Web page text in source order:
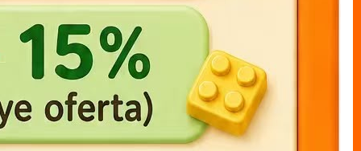
one piece LUFFY bolsa 17cm
MUNECO S/CAJAS bolsa
muneco bolsal LUFFY x1
20cm
MUNECO S/CAJAS bolsa